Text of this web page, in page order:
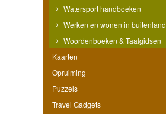
Watersport handboeken
Werken en wonen in buitenland
Woordenboeken & Taalgidsen
Kaarten
Opruiming
Puzzels
Travel Gadgets